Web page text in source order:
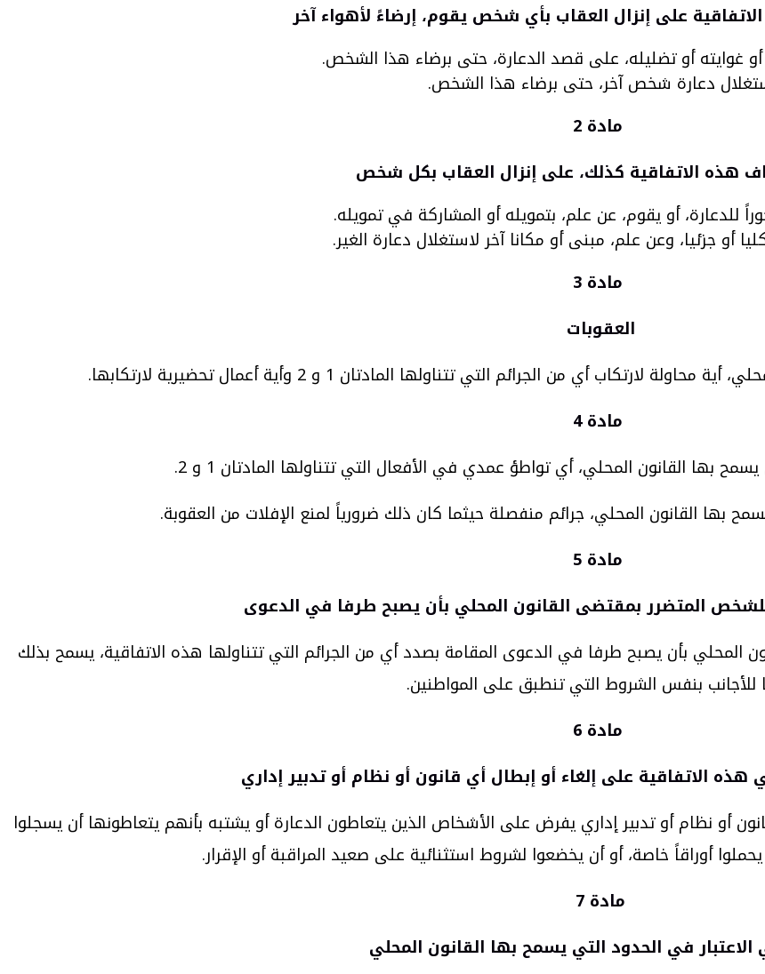
على إنزال العقاب بأي شخص يقوم، إرضاءً لأهواء آخر
غوايته أو تضليله، على قصد الدعارة، حتى برضاء هذا الشخص.
دعارة شخص آخر، حتى برضاء هذا الشخص.
مادة 2
هذه الاتفاقية كذلك، على إنزال العقاب بكل شخص
للدعارة، أو يقوم، عن علم، بتمويله أو المشاركة في تمويله.
أو جزئيا، وعن علم، مبنى أو مكانا آخر لاستغلال دعارة الغير.
مادة 3
العقوبات
أي من الجرائم التي تتناولها المادتان 1 و 2 وأية أعمال تحضيرية لارتكابها.
مادة 4
بها القانون المحلي، أي تواطؤ عمدي في الأفعال التي تتناولها المادتان 1 و 2.
بها القانون المحلي، جرائم منفصلة حيثما كان ذلك ضرورياً لمنع الإفلات من العقوبة.
مادة 5
المتضرر بمقتضى القانون المحلي بأن يصبح طرفا في الدعوى
بأن يصبح طرفا في الدعوى المقامة بصدد أي من الجرائم التي تتناولها هذه الاتفاقية، يسمح بذلك
للأجانب بنفس الشروط التي تنطبق على المواطنين.
مادة 6
الاتفاقية على إلغاء أو إبطال أي قانون أو نظام أو تدبير إداري
أو نظام أو تدبير إداري يفرض على الأشخاص الذين يتعاطون الدعارة أو يشتبه بأنهم يتعاطونها أن يسجلوا
أوراقاً خاصة، أو أن يخضعوا لشروط استثنائية على صعيد المراقبة أو الإقرار.
مادة 7
الاعتبار في الحدود التي يسمح بها القانون المحلي